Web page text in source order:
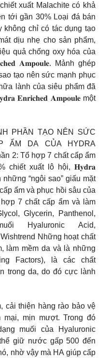
xuất Malachite có khả
tới gần 30% Loại đá bán
không chỉ có tác dụng tạo
dịu nhẹ cho sản phẩm,
quả chống oxy hóa của
𝐀𝐦𝐩𝐨𝐮𝐥𝐞. Mảnh ghép
tạo nên sức mạnh phục
lành của siêu phẩm đã
𝐄𝐧𝐫𝐢𝐜𝐡𝐞𝐝 𝐀𝐦𝐩𝐨𝐮𝐥𝐞 một
PHẦN TẠO NÊN SỨC
ẨM DA CỦA HYDRA
2: Tổ hợp 7 chất cấp ẩm
chiết xuất lô hội, 𝐇𝐲𝐝𝐫𝐚
những “ngôi sao” giấu mặt
ẩm và phục hồi sâu của
7 chất cấp ẩm và làm
Glycerin, Panthenol,
Hyaluronic Acid,
Những hoạt chất
làm mềm da và là những
Factors), là các chất
trong da, do đó cực lành
cải thiện hàng rào bảo vệ
mịn mượt. Trong đó
muối của Hyaluronic
giữ nước gấp 500 đến
nhờ vậy mà HA giúp cấp